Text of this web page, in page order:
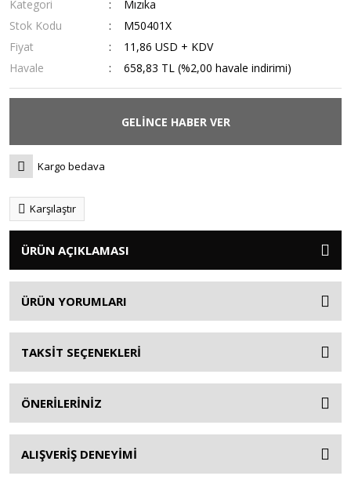
Kategori
Mızıka
Stok Kodu
M50401X
Fiyat
11,86 USD + KDV
Havale
658,83 TL (%2,00 havale indirimi)
GELİNCE HABER VER
Kargo bedava
Karşılaştır
ÜRÜN AÇIKLAMASI
ÜRÜN YORUMLARI
TAKSİT SEÇENEKLERİ
ÖNERİLERİNİZ
ALIŞVERİŞ DENEYİMİ